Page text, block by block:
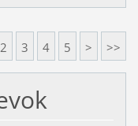
2 3 4 5 > >>